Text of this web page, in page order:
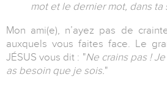
mot et le dernier mot, dans ta
Mon ami(e), n’ayez pas de
auxquels vous faites face. Le
JÉSUS vous dit : "Ne crains pas !
as besoin que je sois."